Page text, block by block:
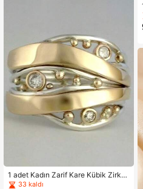
1 adet Kadın Zarif Kare Kübik Zirko
n Yüzük, Düğün, Nişan, Yıldönümü
33 kaldı